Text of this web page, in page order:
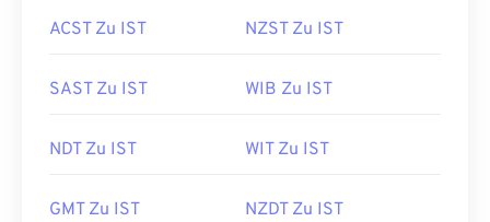
ACST Zu IST NZST Zu IST
SAST Zu IST WIB Zu IST
NDT Zu IST WIT Zu IST
GMT Zu IST NZDT Zu IST